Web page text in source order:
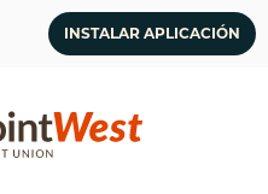
INSTALAR APLICACIÓN